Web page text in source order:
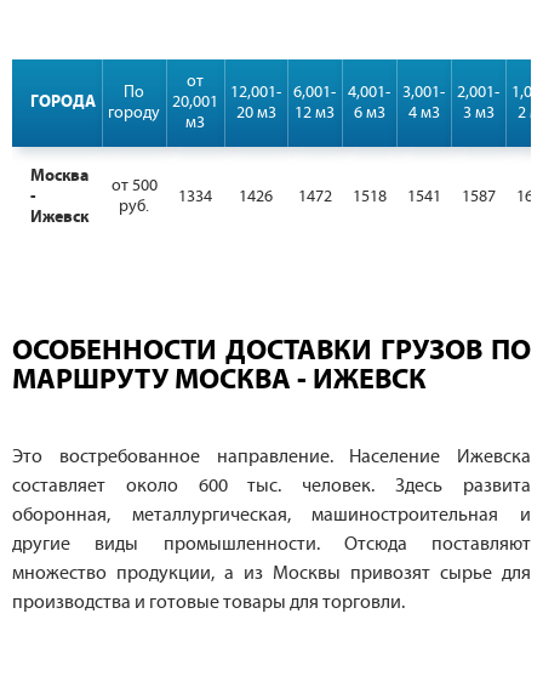
ГОРОДА
По
городу
от
20,001
м3
12,001-
20 м3
6,001-
12 м3
4,001-
6 м3
3,001-
4 м3
2,001-
3 м3
2
Москва
-
Ижевск
от 500
руб.
1334 1426 1472 1518 1541 1587
ОСОБЕННОСТИ ДОСТАВКИ ГРУЗОВ ПО
МАРШРУТУ МОСКВА - ИЖЕВСК
Это востребованное направление. Население Ижевска
составляет около 600 тыс. человек. Здесь развита
оборонная, металлургическая, машиностроительная и
другие виды промышленности. Отсюда поставляют
множество продукции, а из Москвы привозят сырье для
производства и готовые товары для торговли.